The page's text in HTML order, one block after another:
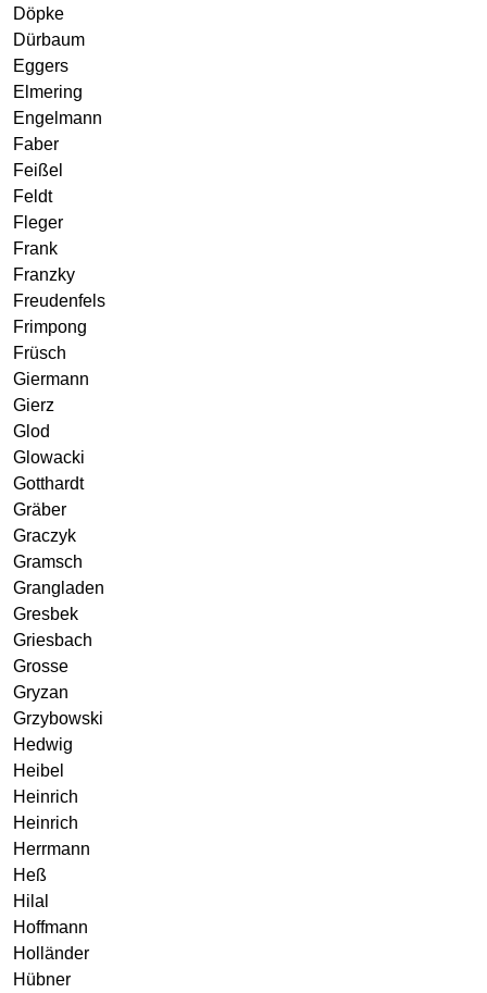
Döpke
Dürbaum
Eggers
Elmering
Engelmann
Faber
Feißel
Feldt
Fleger
Frank
Franzky
Freudenfels
Frimpong
Früsch
Giermann
Gierz
Glod
Glowacki
Gotthardt
Gräber
Graczyk
Gramsch
Grangladen
Gresbek
Griesbach
Grosse
Gryzan
Grzybowski
Hedwig
Heibel
Heinrich
Heinrich
Herrmann
Heß
Hilal
Hoffmann
Holländer
Hübner